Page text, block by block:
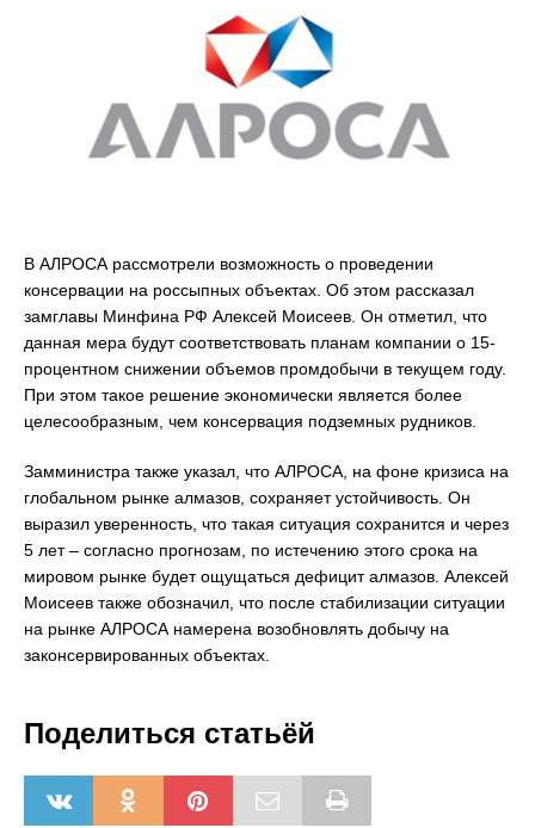
В АЛРОСА рассмотрели возможность о проведении
консервации на россыпных объектах. Об этом рассказал
замглавы Минфина РФ Алексей Моисеев. Он отметил, что
данная мера будут соответствовать планам компании о 15-
процентном снижении объемов промдобычи в текущем году.
При этом такое решение экономически является более
целесообразным, чем консервация подземных рудников.
Замминистра также указал, что АЛРОСА, на фоне кризиса на
глобальном рынке алмазов, сохраняет устойчивость. Он
выразил уверенность, что такая ситуация сохранится и через
5 лет – согласно прогнозам, по истечению этого срока на
мировом рынке будет ощущаться дефицит алмазов. Алексей
Моисеев также обозначил, что после стабилизации ситуации
на рынке АЛРОСА намерена возобновлять добычу на
законсервированных объектах.
Поделиться статьёй